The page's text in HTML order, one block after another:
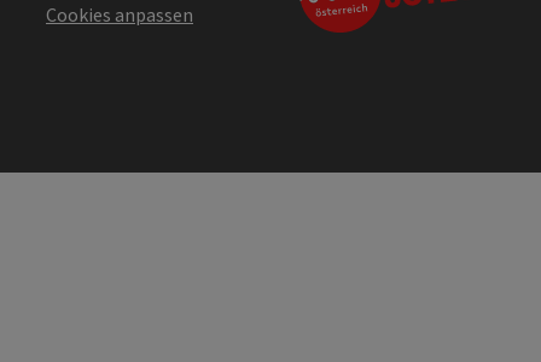
Cookies anpassen